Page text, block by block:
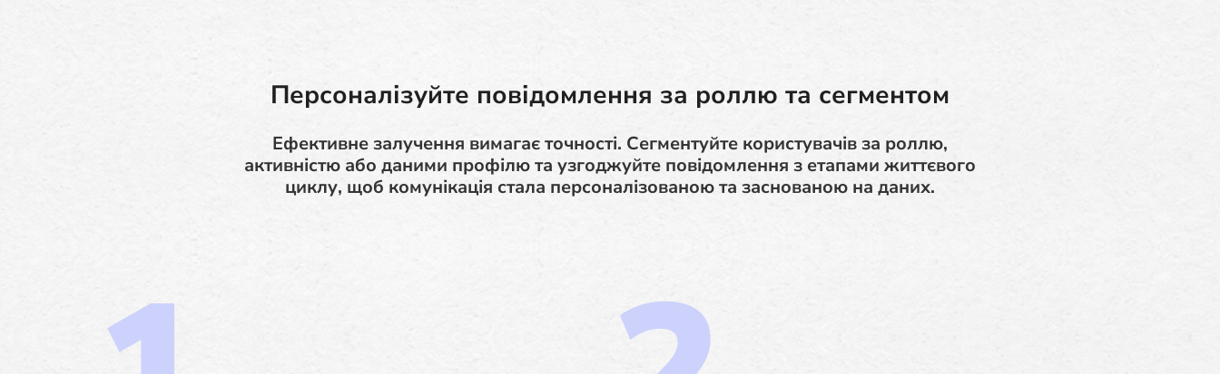
Персоналізуйте повідомлення за роллю та сегментом
Ефективне залучення вимагає точності. Сегментуйте користувачів за роллю,
активністю або даними профілю та узгоджуйте повідомлення з етапами життєвого
циклу, щоб комунікація стала персоналізованою та заснованою на даних.